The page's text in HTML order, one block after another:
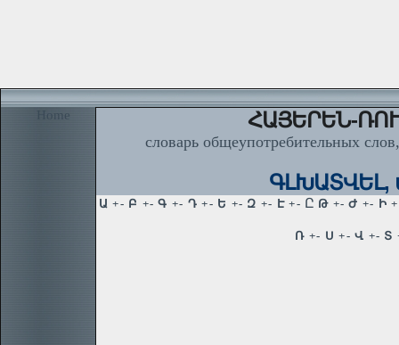
Home ՀԱՅԵՐԵՆ-
словарь общеупотребительных
ԳԼԽԱՏՎԵԼ,